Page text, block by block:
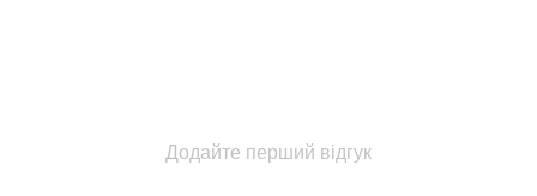
Додайте перший відгук